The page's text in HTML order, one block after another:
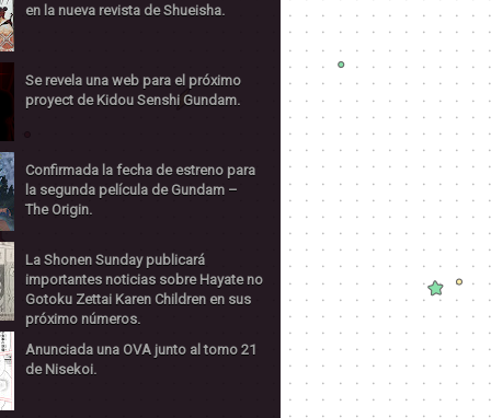
en la nueva revista de Shueisha.
Se revela una web para el próximo
proyect de Kidou Senshi Gundam.
Confirmada la fecha de estreno para
la segunda película de Gundam –
The Origin.
La Shonen Sunday publicará
importantes noticias sobre Hayate no
Gotoku Zettai Karen Children en sus
próximo números.
Anunciada una OVA junto al tomo 21
de Nisekoi.